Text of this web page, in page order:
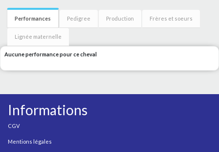
Performances Pedigree Production Frères et soeurs
Lignée maternelle
Aucune performance pour ce cheval
Informations
CGV
Mentions légales